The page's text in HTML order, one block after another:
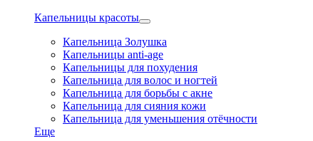
Капельницы красоты
Капельница Золушка
Капельницы anti-age
Капельницы для похудения
Капельница для волос и ногтей
Капельница для борьбы с акне
Капельница для сияния кожи
Капельница для уменьшения отёчности
Еще